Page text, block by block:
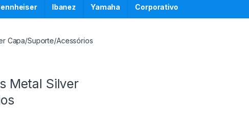
Ibanez Yamaha Corporativo
Capa/Suporte/Acessórios
Metal Silver